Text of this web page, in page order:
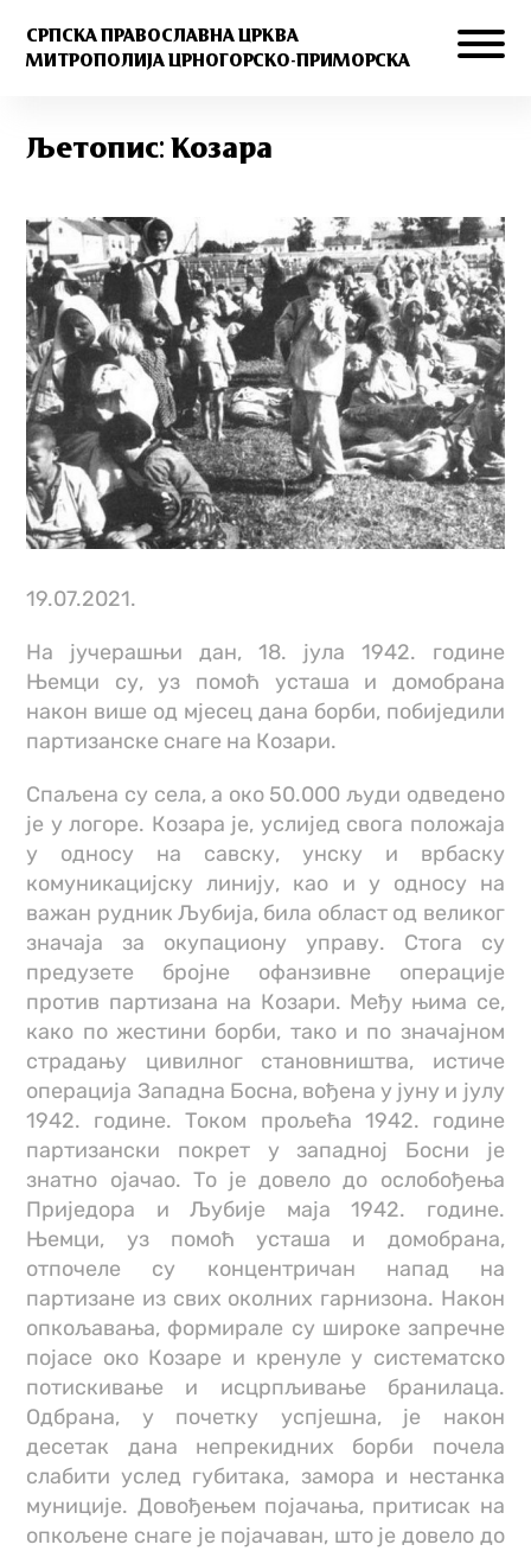
СРПСКА ПРАВОСЛАВНА ЦРКВА
МИТРОПОЛИЈА ЦРНОГОРСКО-ПРИМОРСКА
Љетопис: Козара
19.07.2021.
На јучерашњи дан, 18. јула 1942. године
Њемци су, уз помоћ усташа и домобрана
након више од мјесец дана борби, побиједили
партизанске снаге на Козари.
Спаљена су села, а око 50.000 људи одведено
је у логоре. Козара је, услијед свога положаја
у односу на савску, унску и врбаску
комуникацијску линију, као и у односу на
важан рудник Љубија, била област од великог
значаја за окупациону управу. Стога су
предузете бројне офанзивне операције
против партизана на Козари. Међу њима се,
како по жестини борби, тако и по значајном
страдању цивилног становништва, истиче
операција Западна Босна, вођена у јуну и јулу
1942. године. Током прољећа 1942. године
партизански покрет у западној Босни је
знатно ојачао. То је довело до ослобођења
Приједора и Љубије маја 1942. године.
Њемци, уз помоћ усташа и домобрана,
отпочеле су концентричан напад на
партизане из свих околних гарнизона. Након
опкољавања, формирале су широке запречне
појасе око Козаре и кренуле у систематско
потискивање и исцрпљивање бранилаца.
Одбрана, у почетку успјешна, је након
десетак дана непрекидних борби почела
слабити услед губитака, замора и нестанка
муниције. Довођењем појачања, притисак на
опкољене снаге је појачаван, што је довело до